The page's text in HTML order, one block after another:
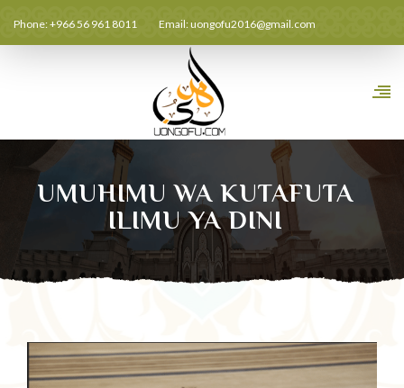
Phone: +966 56 961 8011 Email:uongofu2016@gmail.com
UMUHIMU WA KUTAFUTA
ILIMU YA DINI